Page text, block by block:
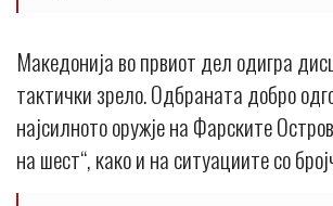
Македонија во првиот дел одигра
тактички зрело. Одбраната добро
најсилното оружје на Фарските
на шест“, како и на ситуациите со